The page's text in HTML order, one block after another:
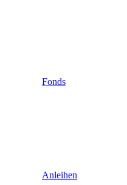
Fonds
Anleihen